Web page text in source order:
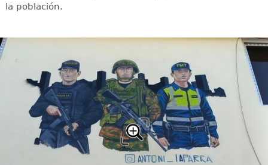
la población.